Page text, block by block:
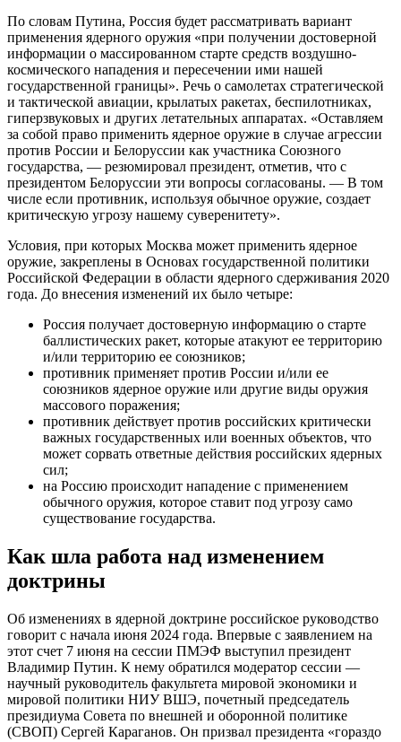
По словам Путина, Россия будет рассматривать вариант
применения ядерного оружия «при получении достоверной
информации о массированном старте средств воздушно-
космического нападения и пересечении ими нашей
государственной границы». Речь о самолетах стратегической
и тактической авиации, крылатых ракетах, беспилотниках,
гиперзвуковых и других летательных аппаратах. «Оставляем
за собой право применить ядерное оружие в случае агрессии
против России и Белоруссии как участника Союзного
государства, — резюмировал президент, отметив, что с
президентом Белоруссии эти вопросы согласованы. — В том
числе если противник, используя обычное оружие, создает
критическую угрозу нашему суверенитету».
Условия, при которых Москва может применить ядерное
оружие, закреплены в Основах государственной политики
Российской Федерации в области ядерного сдерживания 2020
года. До внесения изменений их было четыре:
Россия получает достоверную информацию о старте
баллистических ракет, которые атакуют ее территорию
и/или территорию ее союзников;
противник применяет против России и/или ее
союзников ядерное оружие или другие виды оружия
массового поражения;
противник действует против российских критически
важных государственных или военных объектов, что
может сорвать ответные действия российских ядерных
сил;
на Россию происходит нападение с применением
обычного оружия, которое ставит под угрозу само
существование государства.
Как шла работа над изменением
доктрины
Об изменениях в ядерной доктрине российское руководство
говорит с начала июня 2024 года. Впервые с заявлением на
этот счет 7 июня на сессии ПМЭФ выступил президент
Владимир Путин. К нему обратился модератор сессии —
научный руководитель факультета мировой экономики и
мировой политики НИУ ВШЭ, почетный председатель
президиума Совета по внешней и оборонной политике
(СВОП) Сергей Караганов. Он призвал президента «гораздо